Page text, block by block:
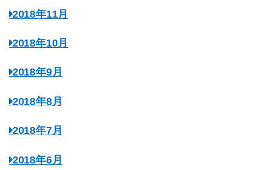
2018年11月
2018年10月
2018年9月
2018年8月
2018年7月
2018年6月